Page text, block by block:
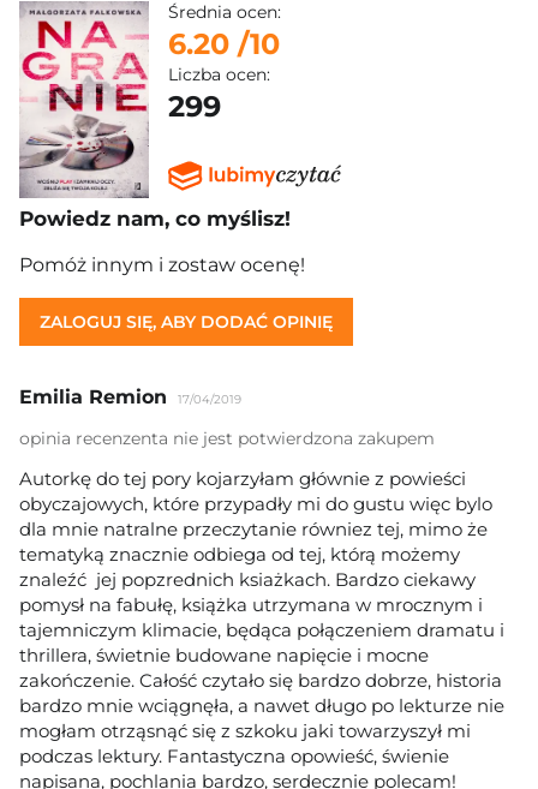
Średnia ocen:
6.20 /10
Liczba ocen:
299
Powiedz nam, co myślisz!
Pomóż innym i zostaw ocenę!
ZALOGUJ SIĘ, ABY DODAĆ OPINIĘ
Emilia Remion 17/04/2019
opinia recenzenta nie jest potwierdzona zakupem
Autorkę do tej pory kojarzyłam głównie z powieści
obyczajowych, które przypadły mi do gustu więc bylo
dla mnie natralne przeczytanie równiez tej, mimo że
tematyką znacznie odbiega od tej, którą możemy
znaleźć jej popzrednich ksiażkach. Bardzo ciekawy
pomysł na fabułę, książka utrzymana w mrocznym i
tajemniczym klimacie, będąca połączeniem dramatu i
thrillera, świetnie budowane napięcie i mocne
zakończenie. Całość czytało się bardzo dobrze, historia
bardzo mnie wciągnęła, a nawet długo po lekturze nie
mogłam otrząsnąć się z szkoku jaki towarzyszył mi
podczas lektury. Fantastyczna opowieść, świenie
napisana, pochlania bardzo, serdecznie polecam!